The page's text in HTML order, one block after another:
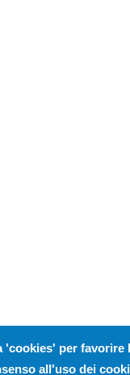
per
all'uso dei